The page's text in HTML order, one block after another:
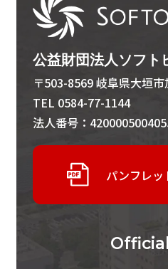
公益財団法人ソフト
〒503-8569 岐阜県大垣
TEL 0584-77-1144
法人番号：
パンフレッ
Official